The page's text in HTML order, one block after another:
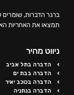
תמצאו את האחריות
ניווט מהיר
הדברה בתל אביב
הדברה בבת ים
הדברה בכוכב יאיר
הדברה בנתניה